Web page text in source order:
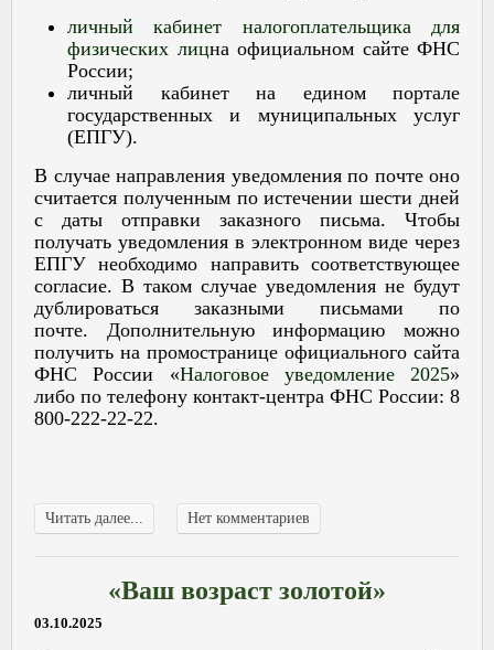
личный кабинет налогоплательщика для
физических лицна официальном сайте ФНС
России;
личный кабинет на едином портале
государственных и муниципальных услуг
(ЕПГУ).
В случае направления уведомления по почте оно
считается полученным по истечении шести дней
с даты отправки заказного письма. Чтобы
получать уведомления в электронном виде через
ЕПГУ необходимо направить соответствующее
согласие. В таком случае уведомления не будут
дублироваться заказными письмами по
почте. Дополнительную информацию можно
получить на промостранице официального сайта
ФНС России «Налоговое уведомление 2025»
либо по телефону контакт-центра ФНС России: 8
800-222-22-22.
Читать далее... Нет комментариев
«Ваш возраст золотой»
03.10.2025